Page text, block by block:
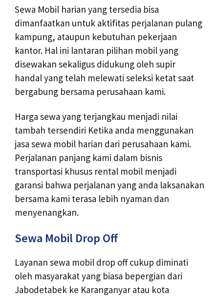
Sewa Mobil harian yang tersedia bisa
dimanfaatkan untuk aktifitas perjalanan pulang
kampung, ataupun kebutuhan pekerjaan
kantor. Hal ini lantaran pilihan mobil yang
disewakan sekaligus didukung oleh supir
handal yang telah melewati seleksi ketat saat
bergabung bersama perusahaan kami.
Harga sewa yang terjangkau menjadi nilai
tambah tersendiri Ketika anda menggunakan
jasa sewa mobil harian dari perusahaan kami.
Perjalanan panjang kami dalam bisnis
transportasi khusus rental mobil menjadi
garansi bahwa perjalanan yang anda laksanakan
bersama kami terasa lebih nyaman dan
menyenangkan.
Sewa Mobil Drop Off
Layanan sewa mobil drop off cukup diminati
oleh masyarakat yang biasa bepergian dari
Jabodetabek ke Karanganyar atau kota